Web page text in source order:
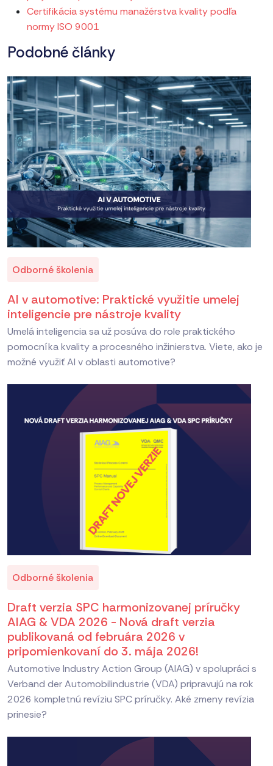
Certifikácia systému manažérstva kvality podľa
normy ISO 9001
Podobné články
Odborné školenia
AI v automotive: Praktické využitie umelej
inteligencie pre nástroje kvality
Umelá inteligencia sa už posúva do role praktického
pomocníka kvality a procesného inžinierstva. Viete, ako je
možné využiť AI v oblasti automotive?
Odborné školenia
Draft verzia SPC harmonizovanej príručky
AIAG & VDA 2026 - Nová draft verzia
publikovaná od februára 2026 v
pripomienkovaní do 3. mája 2026!
Automotive Industry Action Group (AIAG) v spolupráci s
Verband der Automobilindustrie (VDA) pripravujú na rok
2026 kompletnú revíziu SPC príručky. Aké zmeny revízia
prinesie?